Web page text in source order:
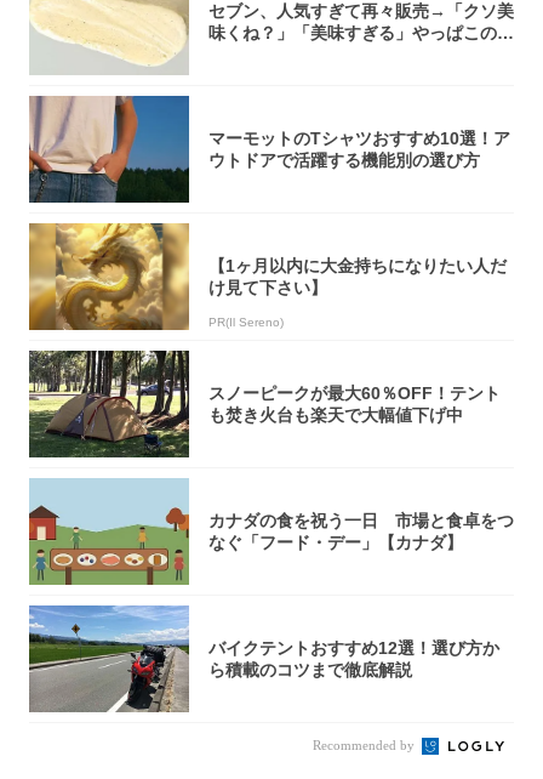
セブン、人気すぎて再々販売→「クソ美
味くね？」「美味すぎる」やっぱこのク
マーモットのTシャツおすすめ10選！ア
ウトドアで活躍する機能別の選び方
【1ヶ月以内に大金持ちになりたい人だ
け見て下さい】
PR(Il Sereno)
スノーピークが最大60％OFF！テント
も焚き火台も楽天で大幅値下げ中
カナダの食を祝う一日 市場と食卓をつ
なぐ「フード・デー」【カナダ】
バイクテントおすすめ12選！選び方か
ら積載のコツまで徹底解説
Recommended by